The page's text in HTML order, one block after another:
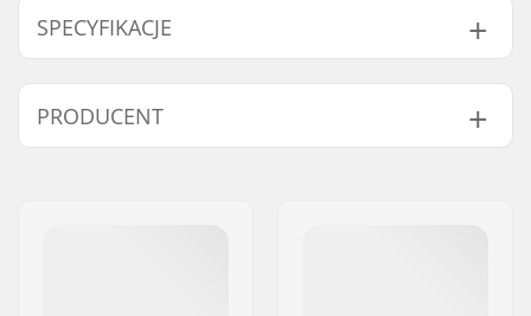
SPECYFIKACJE
Średnica ośki: 6mm
PRODUCENT